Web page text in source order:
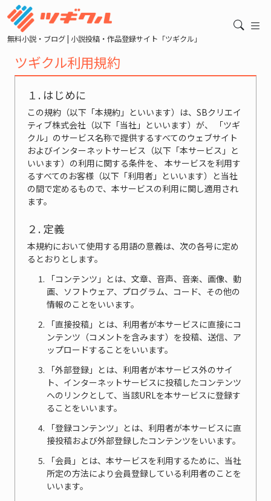
無料小説・ブログ | 小説投稿・作品登録サイト「ツギクル」
ツギクル利用規約
１. はじめに
この規約（以下「本規約」といいます）は、SBクリエイ
ティブ株式会社（以下「当社」といいます）が、 「ツギ
クル」のサービス名称で提供するすべてのウェブサイト
およびインターネットサービス（以下「本サービス」と
いいます）の利用に関する条件を、 本サービスを利用す
るすべてのお客様（以下「利用者」といいます）と当社
の間で定めるもので、本サービスの利用に関し適用され
ます。
２. 定義
本規約において使用する用語の意義は、次の各号に定め
るとおりとします。
「コンテンツ」とは、文章、音声、音楽、画像、動
画、ソフトウェア、プログラム、コード、その他の
情報のことをいいます。
「直接投稿」とは、利用者が本サービスに直接にコ
ンテンツ（コメントを含みます）を投稿、送信、ア
ップロードすることをいいます。
「外部登録」とは、利用者が本サービス外のサイ
ト、インターネットサービスに投稿したコンテンツ
へのリンクとして、当該URLを本サービスに登録す
ることをいいます。
「登録コンテンツ」とは、利用者が本サービスに直
接投稿および外部登録したコンテンツをいいます。
「会員」とは、本サービスを利用するために、当社
所定の方法により会員登録している利用者のことを
いいます。